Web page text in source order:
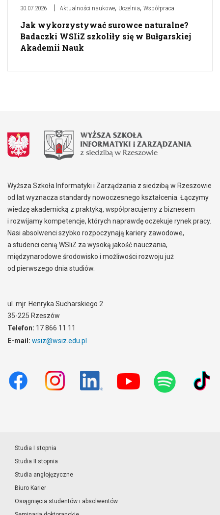
30.07.2026 Aktualności naukowe, Uczelnia, Współpraca
Jak wykorzystywać surowce naturalne?
Badaczki WSIiZ szkoliły się w Bułgarskiej
Akademii Nauk
Wyższa Szkoła Informatyki i Zarządzania z siedzibą w Rzeszowie
od lat wyznacza standardy nowoczesnego kształcenia. Łączymy
wiedzę akademicką z praktyką, współpracujemy z biznesem
i rozwijamy kompetencje, których naprawdę oczekuje rynek pracy.
Nasi absolwenci szybko rozpoczynają kariery zawodowe,
a studenci cenią WSIiZ za wysoką jakość nauczania,
międzynarodowe środowisko i możliwości rozwoju już
od pierwszego dnia studiów.
ul. mjr. Henryka Sucharskiego 2
35-225 Rzeszów
Telefon: 17 866 11 11
E-mail: wsiz@wsiz.edu.pl
Studia I stopnia
Studia II stopnia
Studia anglojęzyczne
Biuro Karier
Osiągnięcia studentów i absolwentów